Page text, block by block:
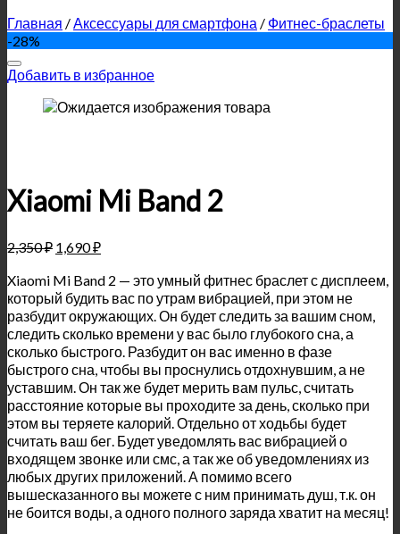
Главная /Аксессуары для смартфона / Фитнес-браслеты
-28%
Добавить в избранное
Xiaomi Mi Band 2
2,350₽ 1,690₽
Xiaomi Mi Band 2 — это умный фитнес браслет с дисплеем,
который будить вас по утрам вибрацией, при этом не
разбудит окружающих. Он будет следить за вашим сном,
следить сколько времени у вас было глубокого сна, а
сколько быстрого. Разбудит он вас именно в фазе
быстрого сна, чтобы вы проснулись отдохнувшим, а не
уставшим. Он так же будет мерить вам пульс, считать
расстояние которые вы проходите за день, сколько при
этом вы теряете калорий. Отдельно от ходьбы будет
считать ваш бег. Будет уведомлять вас вибрацией о
входящем звонке или смс, а так же об уведомлениях из
любых других приложений. А помимо всего
вышесказанного вы можете с ним принимать душ, т.к. он
не боится воды, а одного полного заряда хватит на месяц!